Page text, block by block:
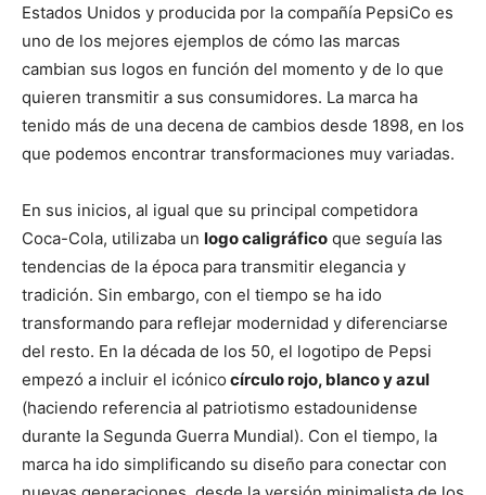
Estados Unidos y producida por la compañía PepsiCo es
uno de los mejores ejemplos de cómo las marcas
cambian sus logos en función del momento y de lo que
quieren transmitir a sus consumidores. La marca ha
tenido más de una decena de cambios desde 1898, en los
que podemos encontrar transformaciones muy variadas.
En sus inicios, al igual que su principal competidora
Coca-Cola, utilizaba un logo caligráfico que seguía las
tendencias de la época para transmitir elegancia y
tradición. Sin embargo, con el tiempo se ha ido
transformando para reflejar modernidad y diferenciarse
del resto. En la década de los 50, el logotipo de Pepsi
empezó a incluir el icónico círculo rojo, blanco y azul
(haciendo referencia al patriotismo estadounidense
durante la Segunda Guerra Mundial). Con el tiempo, la
marca ha ido simplificando su diseño para conectar con